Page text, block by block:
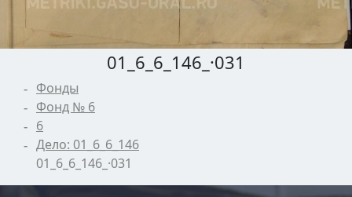
01_6_6_146_·031
Фонды
Фонд № 6
6
Дело: 01_6_6_146
01_6_6_146_·031